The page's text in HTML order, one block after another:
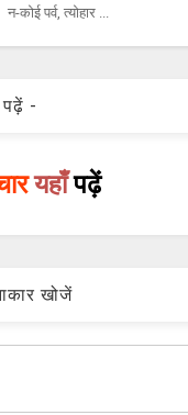
न-कोई पर्व, त्‍योहार ...
पढ़ें -
यहाँपढ़ें
खोजें